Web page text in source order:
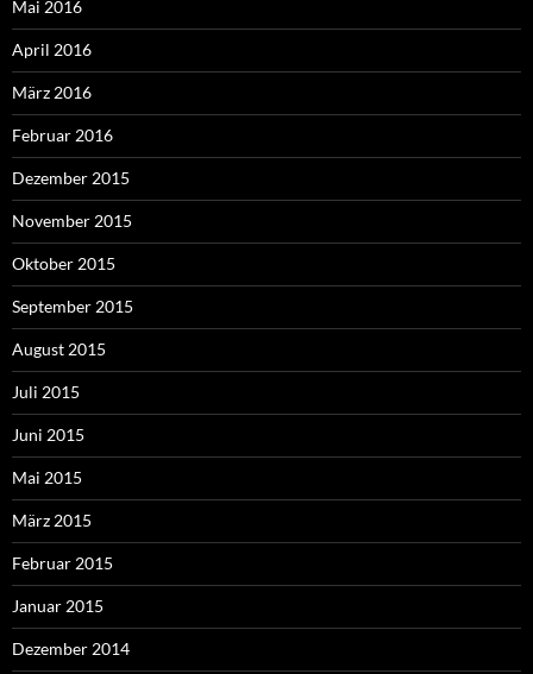
Mai 2016
April 2016
März 2016
Februar 2016
Dezember 2015
November 2015
Oktober 2015
September 2015
August 2015
Juli 2015
Juni 2015
Mai 2015
März 2015
Februar 2015
Januar 2015
Dezember 2014